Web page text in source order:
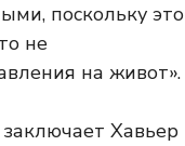
поскольку это
не
на живот».
Хавьер